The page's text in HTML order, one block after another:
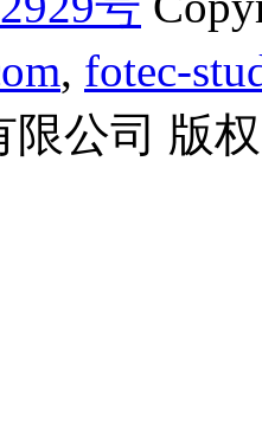
, fotec-
限公司 版